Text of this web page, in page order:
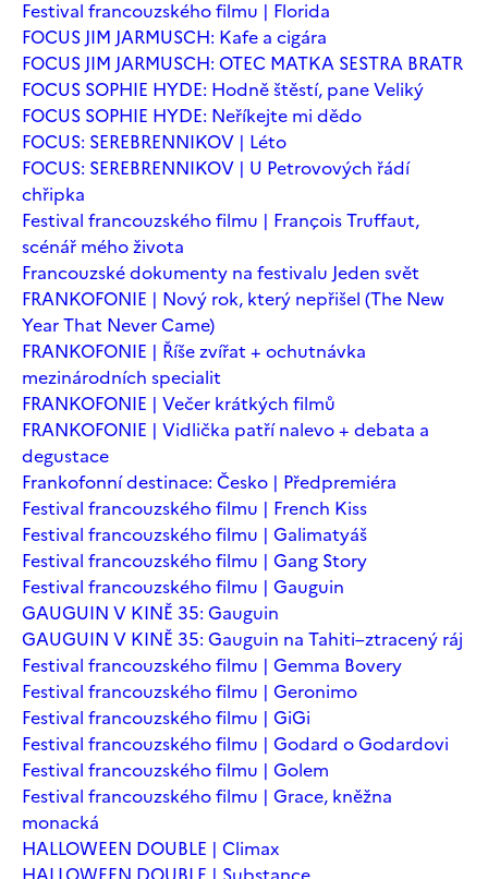
Festival francouzského filmu | Florida
FOCUS JIM JARMUSCH: Kafe a cigára
FOCUS JIM JARMUSCH: OTEC MATKA SESTRA BRATR
FOCUS SOPHIE HYDE: Hodně štěstí, pane Veliký
FOCUS SOPHIE HYDE: Neříkejte mi dědo
FOCUS: SEREBRENNIKOV | Léto
FOCUS: SEREBRENNIKOV | U Petrovových řádí
chřipka
Festival francouzského filmu | François Truffaut,
scénář mého života
Francouzské dokumenty na festivalu Jeden svět
FRANKOFONIE | Nový rok, který nepřišel (The New
Year That Never Came)
FRANKOFONIE | Říše zvířat + ochutnávka
mezinárodních specialit
FRANKOFONIE | Večer krátkých filmů
FRANKOFONIE | Vidlička patří nalevo + debata a
degustace
Frankofonní destinace: Česko | Předpremiéra
Festival francouzského filmu | French Kiss
Festival francouzského filmu | Galimatyáš
Festival francouzského filmu | Gang Story
Festival francouzského filmu | Gauguin
GAUGUIN V KINĚ 35: Gauguin
GAUGUIN V KINĚ 35: Gauguin na Tahiti–ztracený ráj
Festival francouzského filmu | Gemma Bovery
Festival francouzského filmu | Geronimo
Festival francouzského filmu | GiGi
Festival francouzského filmu | Godard o Godardovi
Festival francouzského filmu | Golem
Festival francouzského filmu | Grace, kněžna
monacká
HALLOWEEN DOUBLE | Climax